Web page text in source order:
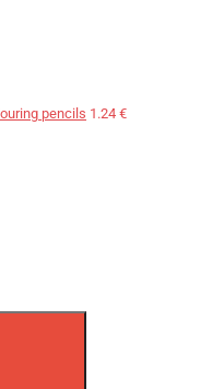
pencils 1.24 €